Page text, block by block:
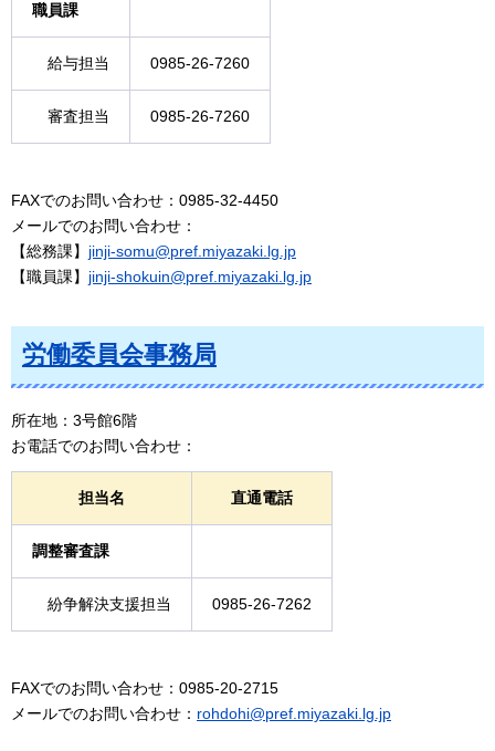
職員課
給与担当 0985-26-7260
審査担当 0985-26-7260
FAXでのお問い合わせ：0985-32-4450
メールでのお問い合わせ：
【総務課】 jinji-somu@pref.miyazaki.lg.jp
【職員課】 jinji-shokuin@pref.miyazaki.lg.jp
労働委員会事務局
所在地：3号館6階
お電話でのお問い合わせ：
担当名 直通電話
調整審査課
紛争解決支援担当 0985-26-7262
FAXでのお問い合わせ：0985-20-2715
メールでのお問い合わせ： rohdohi@pref.miyazaki.lg.jp